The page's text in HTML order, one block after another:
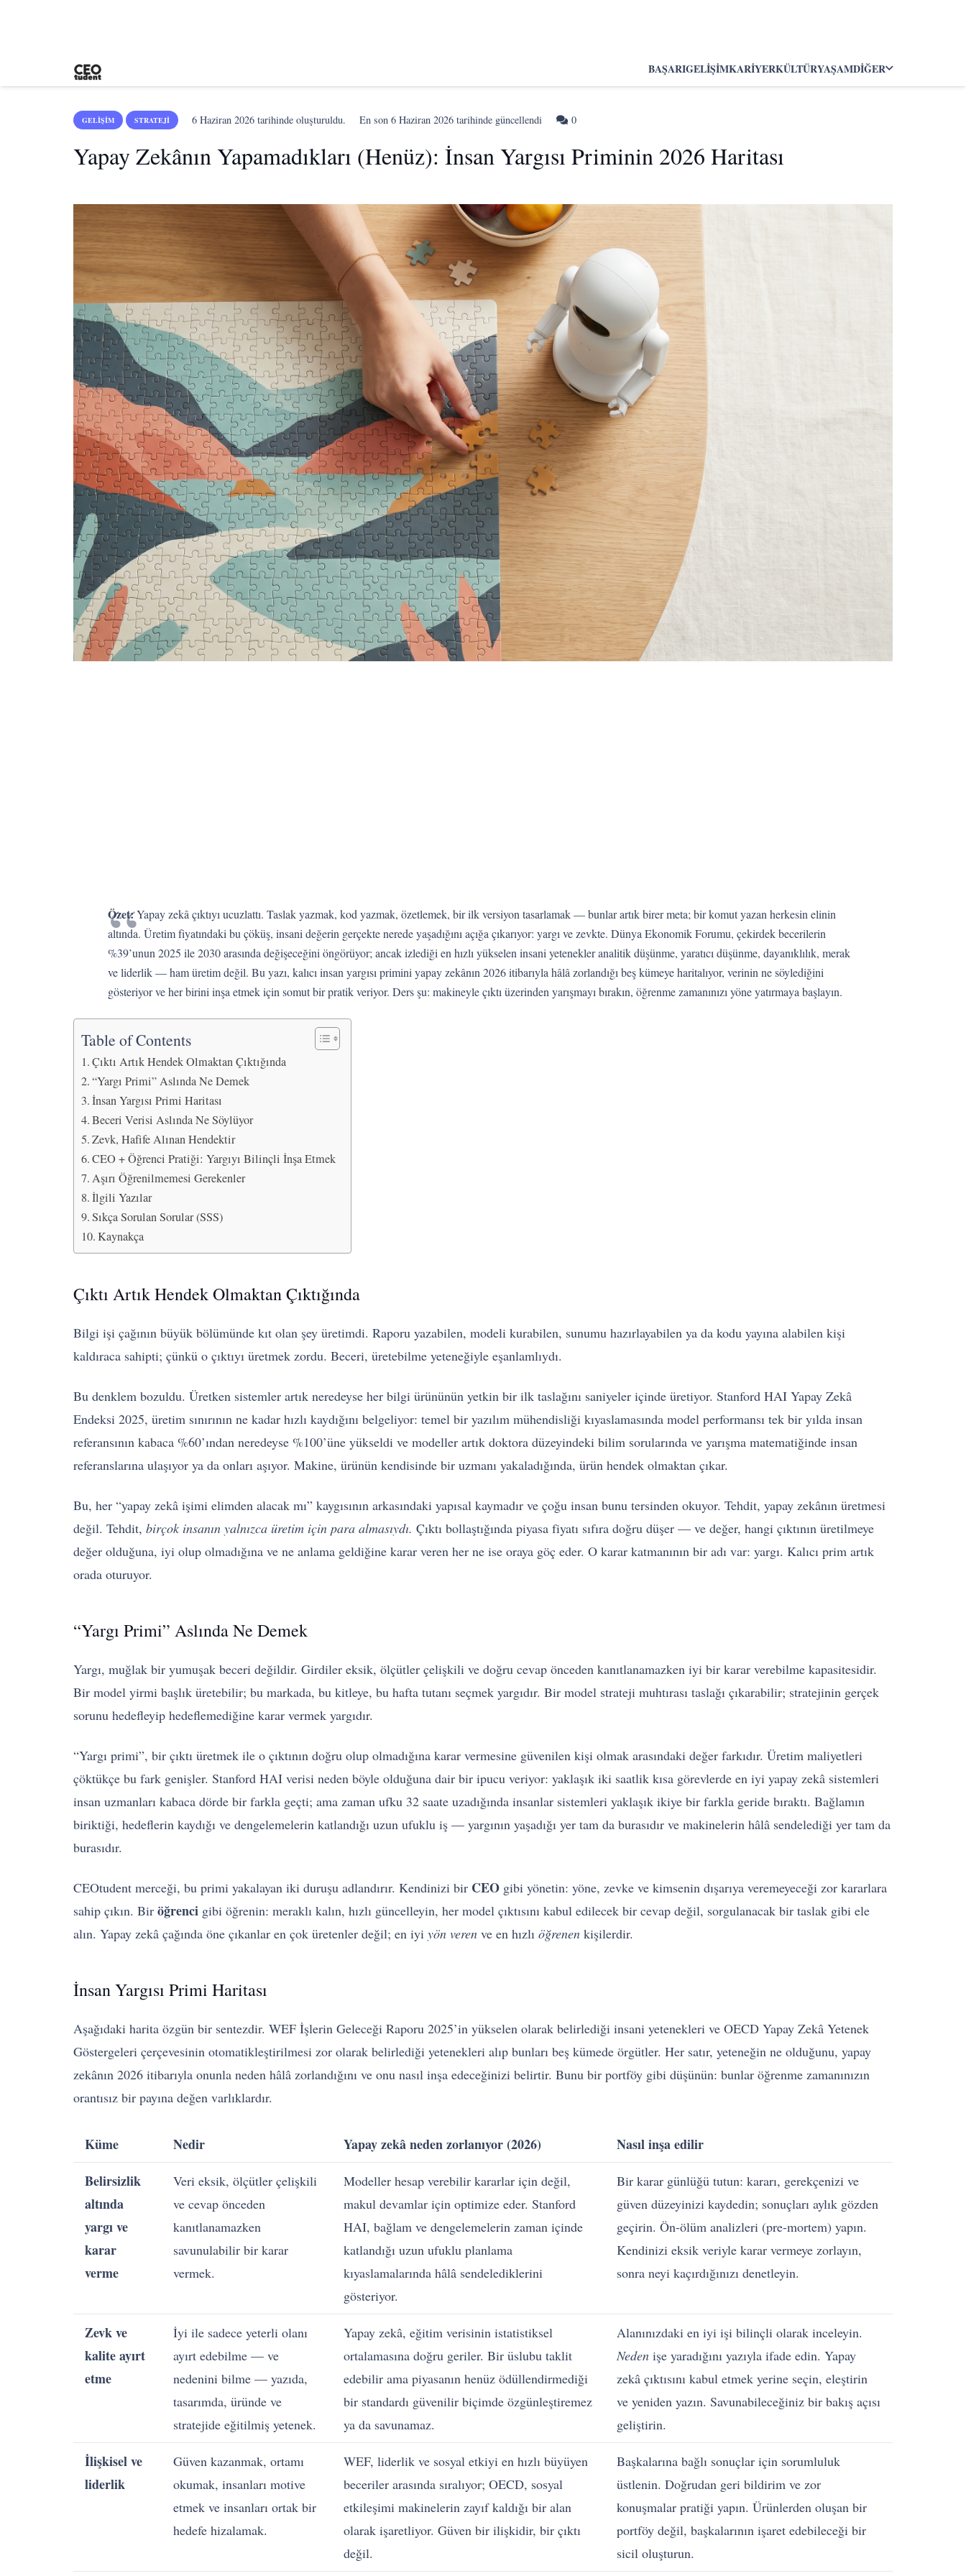
BAŞARIGELIŞIMKARIYERKÜLTÜRYAŞAMDIĞER
GELIŞIM STRATEJI 6 Haziran 2026 tarihinde oluşturuldu. En son6 Haziran 2026 tarihinde güncellendi 0
Yapay Zekânın Yapamadıkları (Henüz): İnsan Yargısı Priminin 2026 Haritası
Özet:Yapay zekâ çıktıyı ucuzlattı. Taslak yazmak, kod yazmak, özetlemek, bir ilk versiyon tasarlamak — bunlar artık birer meta; bir komut yazan herkesin elinin
altında. Üretim fiyatındaki bu çöküş, insani değerin gerçekte nerede yaşadığını açığa çıkarıyor: yargı ve zevkte. Dünya Ekonomik Forumu, çekirdek becerilerin
%39’unun 2025 ile 2030 arasında değişeceğini öngörüyor; ancak izlediği en hızlı yükselen insani yetenekler analitik düşünme, yaratıcı düşünme, dayanıklılık, merak
ve liderlik — ham üretim değil. Bu yazı, kalıcı insan yargısı primini yapay zekânın 2026 itibarıyla hâlâ zorlandığı beş kümeye haritalıyor, verinin ne söylediğini
gösteriyor ve her birini inşa etmek için somut bir pratik veriyor. Ders şu: makineyle çıktı üzerinden yarışmayı bırakın, öğrenme zamanınızı yöne yatırmaya başlayın.
Table of Contents
Çıktı Artık Hendek Olmaktan Çıktığında
“Yargı Primi” Aslında Ne Demek
İnsan Yargısı Primi Haritası
Beceri Verisi Aslında Ne Söylüyor
Zevk, Hafife Alınan Hendektir
CEO + Öğrenci Pratiği: Yargıyı Bilinçli İnşa Etmek
Aşırı Öğrenilmemesi Gerekenler
İlgili Yazılar
Sıkça Sorulan Sorular (SSS)
Kaynakça
Çıktı Artık Hendek Olmaktan Çıktığında
Bilgi işi çağının büyük bölümünde kıt olan şey üretimdi. Raporu yazabilen, modeli kurabilen, sunumu hazırlayabilen ya da kodu yayına alabilen kişi
kaldıraca sahipti; çünkü o çıktıyı üretmek zordu. Beceri, üretebilme yeteneğiyle eşanlamlıydı.
Bu denklem bozuldu. Üretken sistemler artık neredeyse her bilgi ürününün yetkin bir ilk taslağını saniyeler içinde üretiyor. Stanford HAI Yapay Zekâ
Endeksi 2025, üretim sınırının ne kadar hızlı kaydığını belgeliyor: temel bir yazılım mühendisliği kıyaslamasında model performansı tek bir yılda insan
referansının kabaca %60’ından neredeyse %100’üne yükseldi ve modeller artık doktora düzeyindeki bilim sorularında ve yarışma matematiğinde insan
referanslarına ulaşıyor ya da onları aşıyor. Makine, ürünün kendisinde bir uzmanı yakaladığında, ürün hendek olmaktan çıkar.
Bu, her “yapay zekâ işimi elimden alacak mı” kaygısının arkasındaki yapısal kaymadır ve çoğu insan bunu tersinden okuyor. Tehdit, yapay zekânın üretmesi
değil. Tehdit, birçok insanın yalnızca üretim için para almasıydı. Çıktı bollaştığında piyasa fiyatı sıfıra doğru düşer — ve değer, hangi çıktının üretilmeye
değer olduğuna, iyi olup olmadığına ve ne anlama geldiğine karar veren her ne ise oraya göç eder. O karar katmanının bir adı var: yargı. Kalıcı prim artık
orada oturuyor.
“Yargı Primi” Aslında Ne Demek
Yargı, muğlak bir yumuşak beceri değildir. Girdiler eksik, ölçütler çelişkili ve doğru cevap önceden kanıtlanamazken iyi bir karar verebilme kapasitesidir.
Bir model yirmi başlık üretebilir; bu markada, bu kitleye, bu hafta tutanı seçmek yargıdır. Bir model strateji muhtırası taslağı çıkarabilir; stratejinin gerçek
sorunu hedefleyip hedeflemediğine karar vermek yargıdır.
“Yargı primi”, bir çıktı üretmek ile o çıktının doğru olup olmadığına karar vermesine güvenilen kişi olmak arasındaki değer farkıdır. Üretim maliyetleri
çöktükçe bu fark genişler. Stanford HAI verisi neden böyle olduğuna dair bir ipucu veriyor: yaklaşık iki saatlik kısa görevlerde en iyi yapay zekâ sistemleri
insan uzmanları kabaca dörde bir farkla geçti; ama zaman ufku 32 saate uzadığında insanlar sistemleri yaklaşık ikiye bir farkla geride bıraktı. Bağlamın
biriktiği, hedeflerin kaydığı ve dengelemelerin katlandığı uzun ufuklu iş — yargının yaşadığı yer tam da burasıdır ve makinelerin hâlâ sendelediği yer tam da
burasıdır.
CEOtudent merceği, bu primi yakalayan iki duruşu adlandırır. Kendinizi bir CEO gibi yönetin: yöne, zevke ve kimsenin dışarıya veremeyeceği zor kararlara
sahip çıkın. Bir öğrenci gibi öğrenin: meraklı kalın, hızlı güncelleyin, her model çıktısını kabul edilecek bir cevap değil, sorgulanacak bir taslak gibi ele
alın. Yapay zekâ çağında öne çıkanlar en çok üretenler değil; en iyi yön veren ve en hızlı öğrenen kişilerdir.
İnsan Yargısı Primi Haritası
Aşağıdaki harita özgün bir sentezdir. WEF İşlerin Geleceği Raporu 2025’in yükselen olarak belirlediği insani yetenekleri ve OECD Yapay Zekâ Yetenek
Göstergeleri çerçevesinin otomatikleştirilmesi zor olarak belirlediği yetenekleri alıp bunları beş kümede örgütler. Her satır, yeteneğin ne olduğunu, yapay
zekânın 2026 itibarıyla onunla neden hâlâ zorlandığını ve onu nasıl inşa edeceğinizi belirtir. Bunu bir portföy gibi düşünün: bunlar öğrenme zamanınızın
orantısız bir payına değen varlıklardır.
Küme Nedir Yapay zekâ neden zorlanıyor (2026)
Nasıl inşa edilir
Belirsizlik
altında
yargı ve
karar
verme
Veri eksik, ölçütler çelişkili
ve cevap önceden
kanıtlanamazken
savunulabilir bir karar
vermek.
Modeller hesap verebilir kararlar için değil,
makul devamlar için optimize eder. Stanford
HAI, bağlam ve dengelemelerin zaman içinde
katlandığı uzun ufuklu planlama
kıyaslamalarında hâlâ sendelediklerini
gösteriyor.
Bir karar günlüğü tutun: kararı, gerekçenizi ve
güven düzeyinizi kaydedin; sonuçları aylık gözden
geçirin. Ön-ölüm analizleri (pre-mortem) yapın.
Kendinizi eksik veriyle karar vermeye zorlayın,
sonra neyi kaçırdığınızı denetleyin.
Zevk ve
kalite ayırt
etme
İyi ile sadece yeterli olanı
ayırt edebilme — ve
nedenini bilme — yazıda,
tasarımda, üründe ve
stratejide eğitilmiş yetenek.
Yapay zekâ, eğitim verisinin istatistiksel
ortalamasına doğru geriler. Bir üslubu taklit
edebilir ama piyasanın henüz ödüllendirmediği
bir standardı güvenilir biçimde özgünleştiremez
ya da savunamaz.
Alanınızdaki en iyi işi bilinçli olarak inceleyin.
Neden işe yaradığını yazıyla ifade edin. Yapay
zekâ çıktısını kabul etmek yerine seçin, eleştirin
ve yeniden yazın. Savunabileceğiniz bir bakış açısı
geliştirin.
İlişkisel ve
liderlik
Güven kazanmak, ortamı
okumak, insanları motive
etmek ve insanları ortak bir
hedefe hizalamak.
WEF, liderlik ve sosyal etkiyi en hızlı büyüyen
beceriler arasında sıralıyor; OECD, sosyal
etkileşimi makinelerin zayıf kaldığı bir alan
olarak işaretliyor. Güven bir ilişkidir, bir çıktı
değil.
Başkalarına bağlı sonuçlar için sorumluluk
üstlenin. Doğrudan geri bildirim ve zor
konuşmalar pratiği yapın. Ürünlerden oluşan bir
portföy değil, başkalarının işaret edebileceği bir
sicil oluşturun.